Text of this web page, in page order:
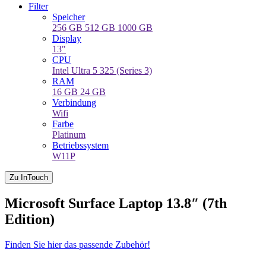
Filter
Speicher
256 GB 512 GB 1000 GB
Display
13"
CPU
Intel Ultra 5 325 (Series 3)
RAM
16 GB 24 GB
Verbindung
Wifi
Farbe
Platinum
Betriebssystem
W11P
Zu InTouch
Microsoft Surface Laptop 13.8″ (7th
Edition)
Finden Sie hier das passende Zubehör!